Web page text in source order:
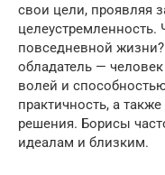
свои цели, проявляя
целеустремленность.
повседневной жизни?
обладатель —
волей и
практичность, а
решения. Борисы
идеалам и близким.